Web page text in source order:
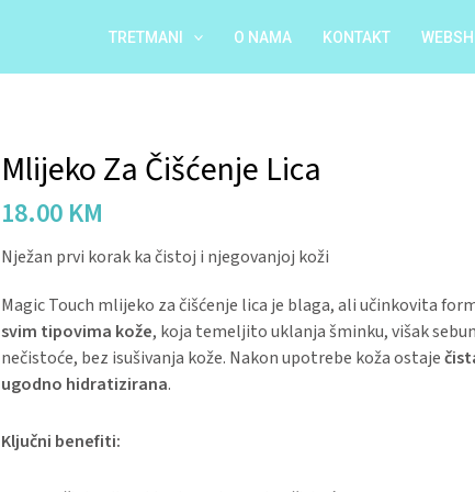
TRETMANI O NAMA KONTAKT
Mlijeko Za Čišćenje Lica
18.00 KM
Nježan prvi korak ka čistoj i njegovanjoj koži
Magic Touch mlijeko za čišćenje lica je blaga, ali učinkovita
svim tipovima kože, koja temeljito uklanja šminku, višak
nečistoće, bez isušivanja kože. Nakon upotrebe koža ostaje
ugodno hidratizirana.
Ključni benefiti:
Mlijeko
Čišćenje
quantity